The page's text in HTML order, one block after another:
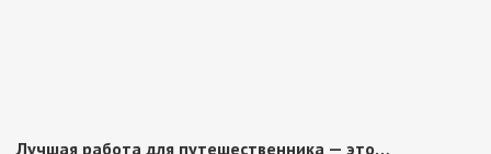
Лучшая работа для путешественника — это…